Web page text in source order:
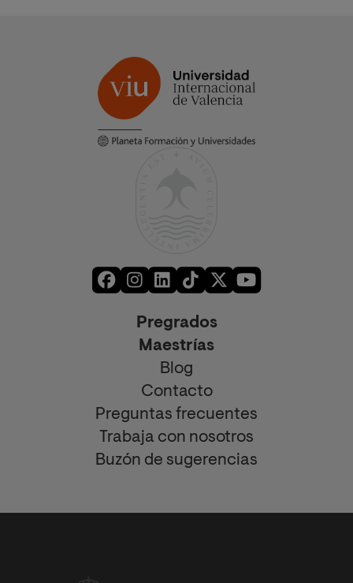
Pregrados
Maestrías
Blog
Contacto
Preguntas frecuentes
Trabaja con nosotros
Buzón de sugerencias